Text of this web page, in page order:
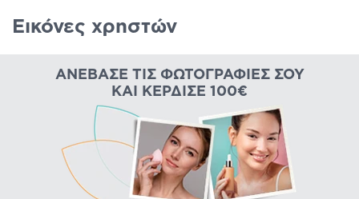
Εικόνες χρηστών
ΑΝΈΒΑΣΕ ΤΙΣ ΦΩΤΟΓΡΑΦΊΕΣ ΣΟΥ
ΚΑΙ ΚΈΡΔΙΣΕ 100€